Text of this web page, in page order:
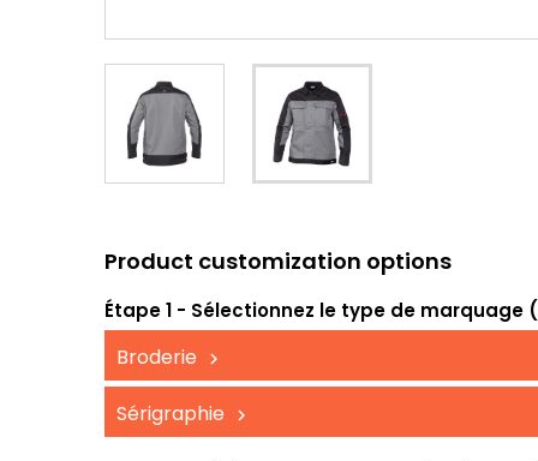
Product customization options
Étape 1 - Sélectionnez le type de marquage
Broderie
Sérigraphie